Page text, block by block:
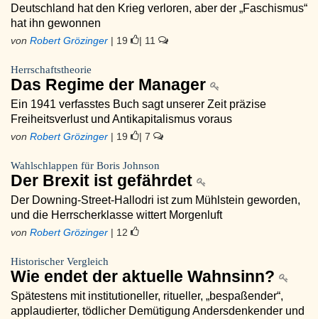
Deutschland hat den Krieg verloren, aber der „Faschismus“
hat ihn gewonnen
von Robert Grözinger | 19 | 11
Herrschaftstheorie
Das Regime der Manager
Ein 1941 verfasstes Buch sagt unserer Zeit präzise
Freiheitsverlust und Antikapitalismus voraus
von Robert Grözinger | 19 | 7
Wahlschlappen für Boris Johnson
Der Brexit ist gefährdet
Der Downing-Street-Hallodri ist zum Mühlstein geworden,
und die Herrscherklasse wittert Morgenluft
von Robert Grözinger | 12
Historischer Vergleich
Wie endet der aktuelle Wahnsinn?
Spätestens mit institutioneller, ritueller, „bespaßender“,
applaudierter, tödlicher Demütigung Andersdenkender und